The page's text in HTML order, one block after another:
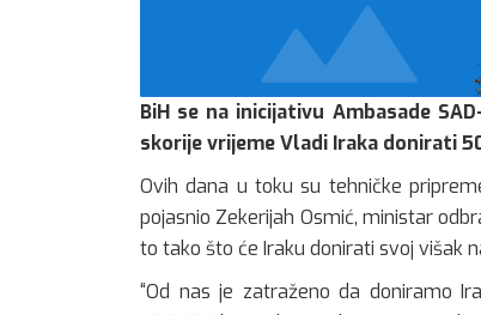
BiH se na inicijativu Ambasade
skorije vrijeme Vladi Iraka donirati
Ovih dana u toku su tehničke
pojasnio Zekerijah Osmić, ministar
to tako što će Iraku donirati svoj višak
“Od nas je zatraženo da doniramo